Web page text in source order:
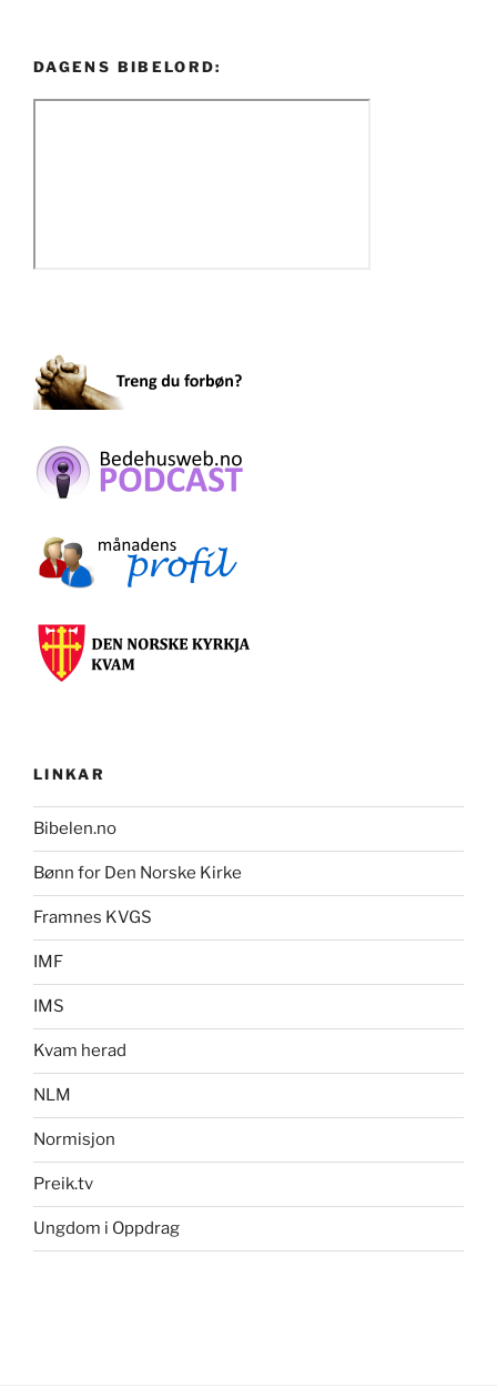
DAGENS BIBELORD:
LINKAR
Bibelen.no
Bønn for Den Norske Kirke
Framnes KVGS
IMF
IMS
Kvam herad
NLM
Normisjon
Preik.tv
Ungdom i Oppdrag